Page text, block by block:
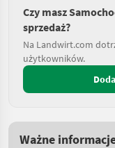
Czy masz
sprzedaż?
Na Landwirt.com
użytkowników.
Ważne